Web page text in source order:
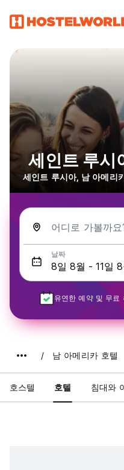
세인트 루시
세인트 루시아, 남 아메리
어디로 가볼까요
날짜
유연한 예약 및 무료
남 아메리카 호텔
호스텔 호텔 침대와